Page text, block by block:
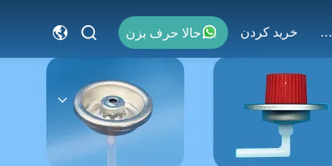
با ما تماس بگیرید خريد كردن حالا حرف بزن